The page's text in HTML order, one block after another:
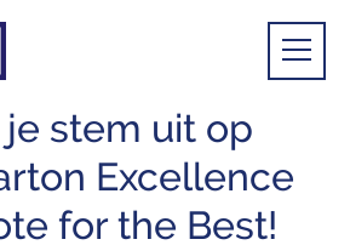
stem uit op
Excellence
for the Best!